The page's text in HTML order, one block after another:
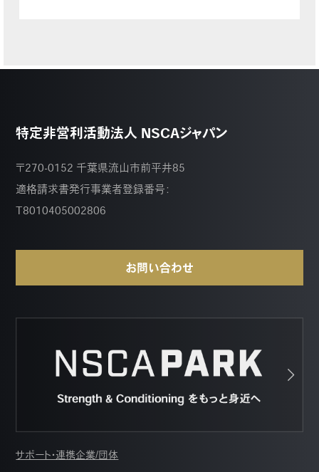
特定非営利活動法人 NSCAジャパン
〒270-0152 千葉県流山市前平井85
適格請求書発行事業者登録番号：
T8010405002806
お問い合わせ
サポート・連携企業/団体